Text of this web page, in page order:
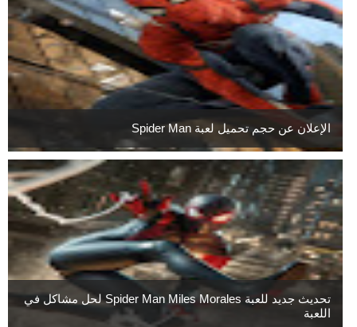
الإعلان عن حجم تحميل لعبة Spider Man
تحديث جديد للعبة Spider Man Miles Morales لحل مشاكل في
اللعبة